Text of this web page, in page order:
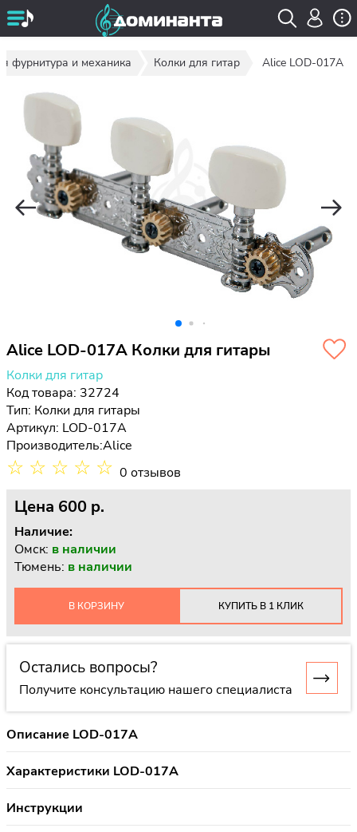
фурнитура и механика Колки для гитар Alice LOD-017A
Alice LOD-017A Колки для гитары
Колки для гитар
Код товара: 32724
Тип: Колки для гитары
Артикул: LOD-017A
Производитель:Alice
☆ ☆ ☆ ☆ ☆ 0 отзывов
Цена 600 p.
Наличие:
Омск: в наличии
Тюмень: в наличии
В КОРЗИНУ КУПИТЬ В 1 КЛИК
Остались вопросы?
Получите консультацию нашего специалиста
Описание LOD-017A
Характеристики LOD-017A
Инструкции